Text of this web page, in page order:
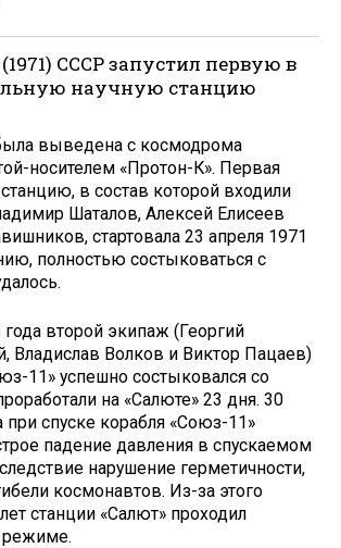
СССР запустил первую в
научную станцию
выведена с космодрома
носителем «Протон-К». Первая
в состав которой входили
Шаталов, Алексей Елисеев
стартовала 23 апреля 1971
полностью состыковаться с
второй экипаж (Георгий
Владислав Волков и Виктор Пацаев)
11» успешно состыковался со
на «Салюте» 23 дня. 30
спуске корабля «Союз-11»
падение давления в спускаемом
нарушение герметичности,
космонавтов. Из-за этого
станции «Салют» проходил
режиме.